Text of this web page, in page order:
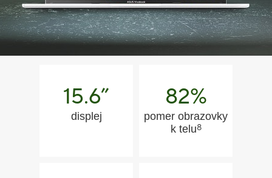
15.6”
displej
82%
pomer obrazovky
k telu8